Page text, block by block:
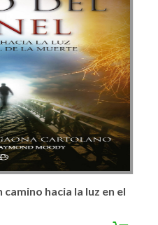
hacia la luz en el